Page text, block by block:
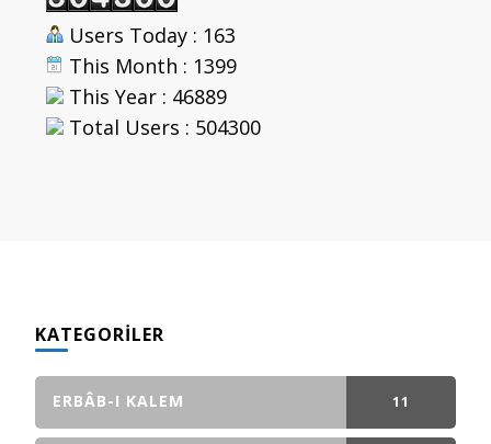
Users Today : 163
This Month : 1399
This Year : 46889
Total Users : 504300
KATEGORILER
ERBÂB-I KALEM 11